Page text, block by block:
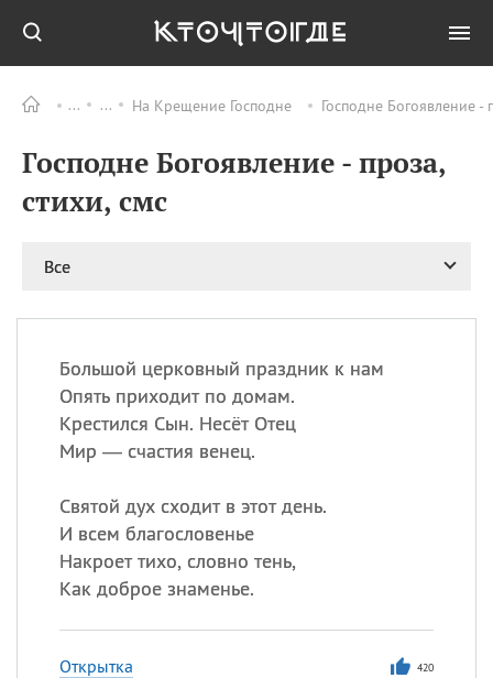
На Крещение Господне Господне Богоявление -
Господне Богоявление - проза,
стихи, смс
Все
Большой церковный праздник к нам
Опять приходит по домам.
Крестился Сын. Несёт Отец
Мир — счастия венец.
Святой дух сходит в этот день.
И всем благословенье
Накроет тихо, словно тень,
Как доброе знаменье.
Открытка 420
ПРАЗДНИКИ Все
09.08 День памяти жертв
день
рисового пудинга
09.08 День Дымняшки
(Smokey Bear Day)
Сегодня празднуют именины